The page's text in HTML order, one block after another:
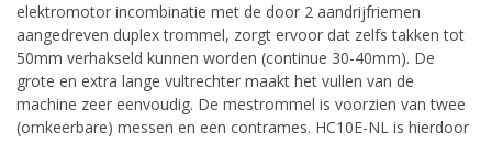
elektromotor incombinatie met de door 2 aandrijfriemen
aangedreven duplex trommel, zorgt ervoor dat zelfs takken tot
50mm verhakseld kunnen worden (continue 30-40mm). De
grote en extra lange vultrechter maakt het vullen van de
machine zeer eenvoudig. De mestrommel is voorzien van twee
(omkeerbare) messen en een contrames. HC10E-NL is hierdoor